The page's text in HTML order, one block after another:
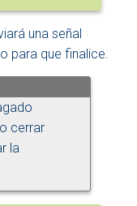
una señal
para que finalice.
cerrar
la